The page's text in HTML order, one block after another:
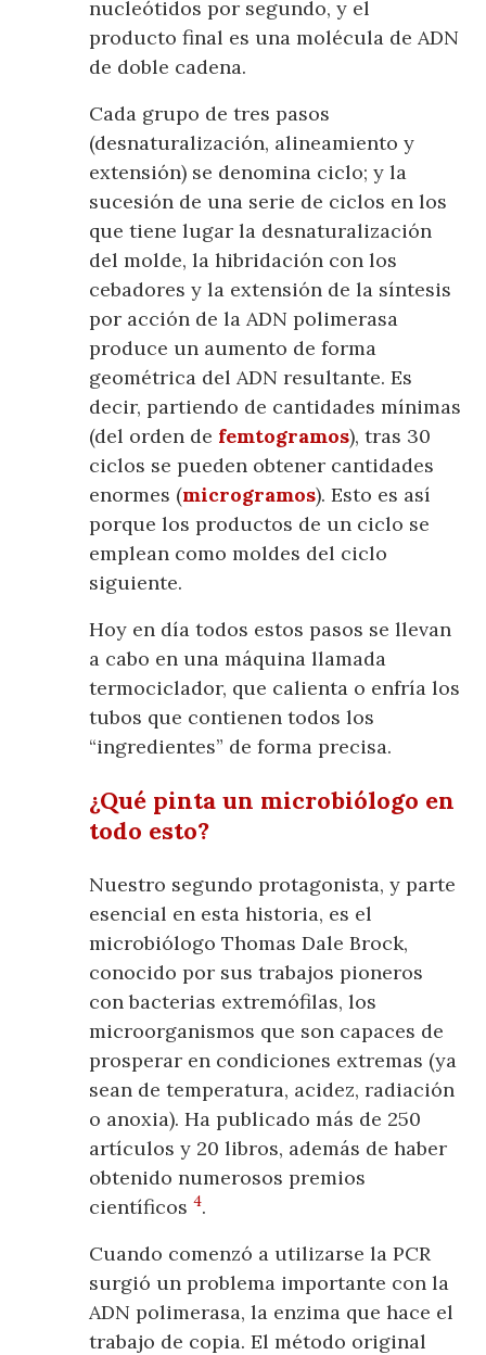
nucleótidos por segundo, y el
producto final es una molécula de ADN
de doble cadena.
Cada grupo de tres pasos
(desnaturalización, alineamiento y
extensión) se denomina ciclo; y la
sucesión de una serie de ciclos en los
que tiene lugar la desnaturalización
del molde, la hibridación con los
cebadores y la extensión de la síntesis
por acción de la ADN polimerasa
produce un aumento de forma
geométrica del ADN resultante. Es
decir, partiendo de cantidades mínimas
(del orden de femtogramos), tras 30
ciclos se pueden obtener cantidades
enormes (microgramos). Esto es así
porque los productos de un ciclo se
emplean como moldes del ciclo
siguiente.
Hoy en día todos estos pasos se llevan
a cabo en una máquina llamada
termociclador, que calienta o enfría los
tubos que contienen todos los
“ingredientes” de forma precisa.
¿Qué pinta un microbiólogo en
todo esto?
Nuestro segundo protagonista, y parte
esencial en esta historia, es el
microbiólogo Thomas Dale Brock,
conocido por sus trabajos pioneros
con bacterias extremófilas, los
microorganismos que son capaces de
prosperar en condiciones extremas (ya
sean de temperatura, acidez, radiación
o anoxia). Ha publicado más de 250
artículos y 20 libros, además de haber
obtenido numerosos premios
científicos4.
Cuando comenzó a utilizarse la PCR
surgió un problema importante con la
ADN polimerasa, la enzima que hace el
trabajo de copia. El método original